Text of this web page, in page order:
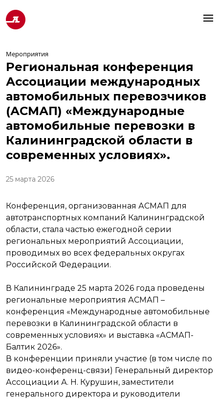
Мероприятия
Региональная конференция
Ассоциации международных
автомобильных перевозчиков
(АСМАП) «Международные
автомобильные перевозки в
Калининградской области в
современных условиях».
25 марта 2026
Конференция, организованная АСМАП для
автотранспортных компаний Калининградской
области, стала частью ежегодной серии
региональных мероприятий Ассоциации,
проводимых во всех федеральных округах
Российской Федерации.
В Калининграде 25 марта 2026 года проведены
региональные мероприятия АСМАП –
конференция «Международные автомобильные
перевозки в Калининградской области в
современных условиях» и выставка «АСМАП-
Балтик 2026».
В конференции приняли участие (в том числе по
видео-конференц-связи) Генеральный директор
Ассоциации А. Н. Курушин, заместители
генерального директора и руководители